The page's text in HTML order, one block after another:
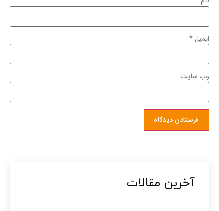
ایمیل*
وب‌ سایت
آخرین مقالات​